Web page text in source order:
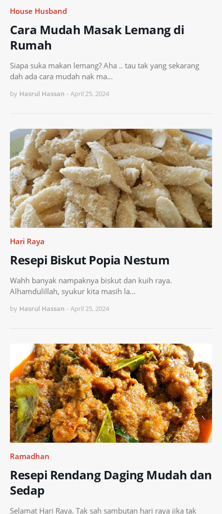
House Husband
Cara Mudah Masak Lemang di
Rumah
Siapa suka makan lemang? Aha .. tau tak yang sekarang
dah ada cara mudah nak ma…
by Hasrul Hassan - April 25, 2024
Hari Raya
Resepi Biskut Popia Nestum
Wahh banyak nampaknya biskut dan kuih raya.
Alhamdulillah, syukur kita masih la…
by Hasrul Hassan - April 25, 2024
Ramadhan
Resepi Rendang Daging Mudah dan
Sedap
Selamat Hari Raya. Tak sah sambutan hari raya jika tak